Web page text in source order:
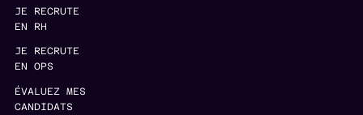
JE RECRUTE
EN RH
JE RECRUTE
EN OPS
ÉVALUEZ MES
CANDIDATS